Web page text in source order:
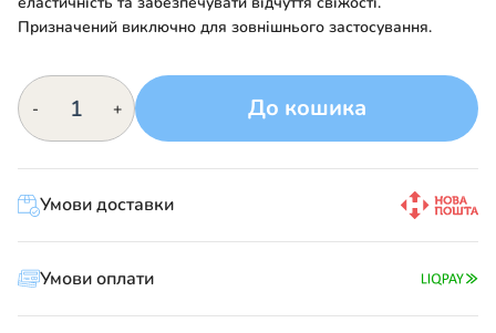
Призначений виключно для зовнішнього застосування.
-
Лана
кількість
+ До кошика
Умови доставки
Умови оплати